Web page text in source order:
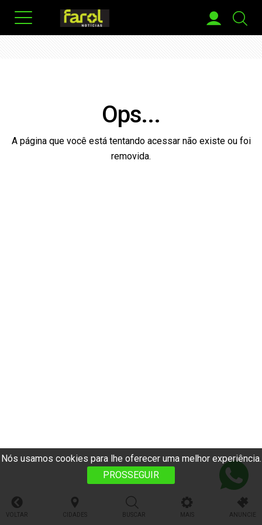
Nós usamos cookies para lhe oferecer uma melhor experiência.
PROSSEGUIR
Ops...
A página que você está tentando acessar não existe ou foi
removida.
VOLTAR CIDADES BUSCAR MAIS ANUNCIE